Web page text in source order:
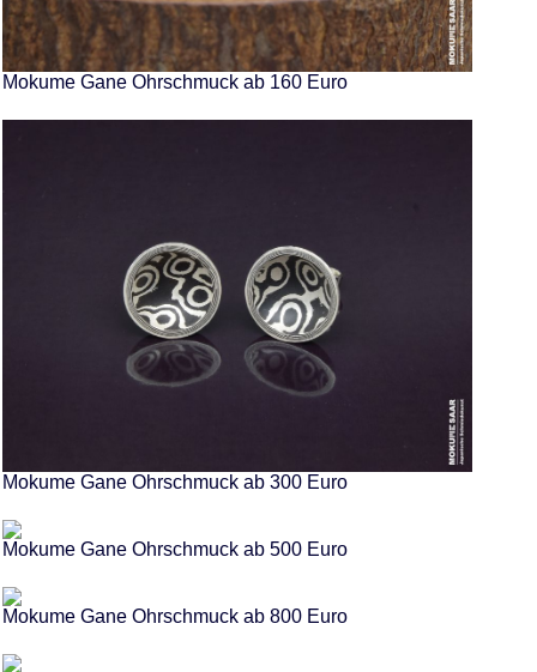
Mokume Gane Ohrschmuck ab 160 Euro
Mokume Gane Ohrschmuck ab 300 Euro
Mokume Gane Ohrschmuck ab 500 Euro
Mokume Gane Ohrschmuck ab 800 Euro